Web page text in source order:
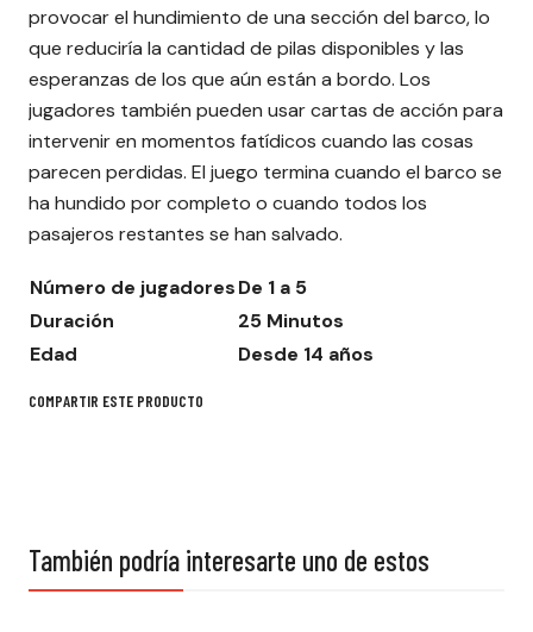
provocar el hundimiento de una sección del barco, lo
que reduciría la cantidad de pilas disponibles y las
esperanzas de los que aún están a bordo. Los
jugadores también pueden usar cartas de acción para
intervenir en momentos fatídicos cuando las cosas
parecen perdidas. El juego termina cuando el barco se
ha hundido por completo o cuando todos los
pasajeros restantes se han salvado.
Número de jugadoresDe 1 a 5
Duración
25 Minutos
Edad
Desde 14 años
COMPARTIR ESTE PRODUCTO
También podría interesarte uno de estos